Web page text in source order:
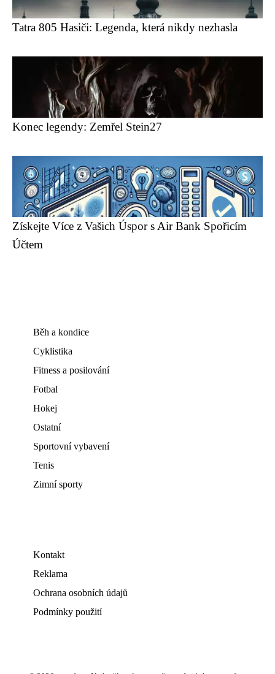
Tatra 805 Hasiči: Legenda, která nikdy nezhasla
Konec legendy: Zemřel Stein27
Získejte Více z Vašich Úspor s Air Bank Spořicím
Účtem
Běh a kondice
Cyklistika
Fitness a posilování
Fotbal
Hokej
Ostatní
Sportovní vybavení
Tenis
Zimní sporty
Kontakt
Reklama
Ochrana osobních údajů
Podmínky použití